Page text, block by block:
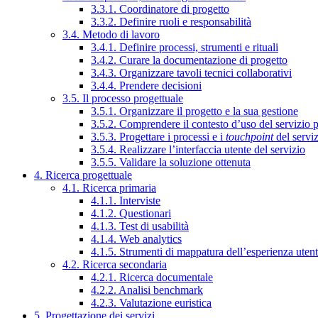
3.3.1. Coordinatore di progetto
3.3.2. Definire ruoli e responsabilità
3.4. Metodo di lavoro
3.4.1. Definire processi, strumenti e rituali
3.4.2. Curare la documentazione di progetto
3.4.3. Organizzare tavoli tecnici collaborativi
3.4.4. Prendere decisioni
3.5. Il processo progettuale
3.5.1. Organizzare il progetto e la sua gestione
3.5.2. Comprendere il contesto d’uso del servizio
3.5.3. Progettare i processi e i touchpointdel
3.5.4. Realizzare l’interfaccia utente del servizio
3.5.5. Validare la soluzione ottenuta
4. Ricerca progettuale
4.1. Ricerca primaria
4.1.1. Interviste
4.1.2. Questionari
4.1.3. Test di usabilità
4.1.4. Web analytics
4.1.5. Strumenti di mappatura dell’esperienza
4.2. Ricerca secondaria
4.2.1. Ricerca documentale
4.2.2. Analisi benchmark
4.2.3. Valutazione euristica
5. Progettazione dei servizi